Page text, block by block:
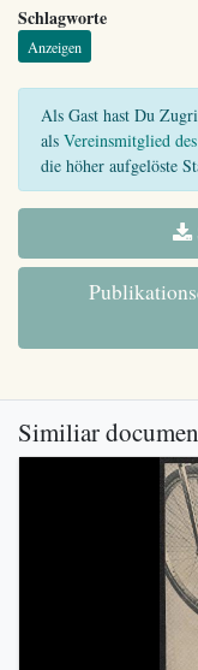
Schlagworte
Anzeigen
Als Gast hast Du
als Vereinsmitglied
die höher aufgelöste
Similiar